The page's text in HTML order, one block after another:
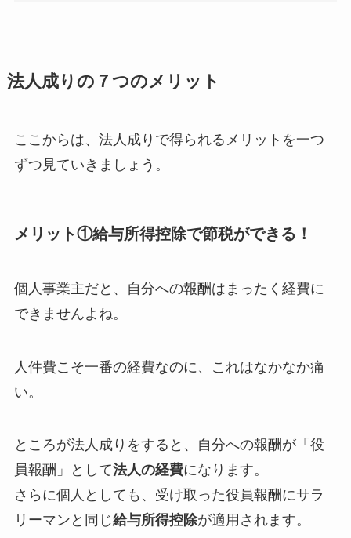
法人成りの７つのメリット
ここからは、法人成りで得られるメリットを一つ
ずつ見ていきましょう。
メリット①給与所得控除で節税ができる！
個人事業主だと、自分への報酬はまったく経費に
できませんよね。
人件費こそ一番の経費なのに、これはなかなか痛
い。
ところが法人成りをすると、自分への報酬が「役
員報酬」として法人の経費になります。
さらに個人としても、受け取った役員報酬にサラ
リーマンと同じ給与所得控除が適用されます。